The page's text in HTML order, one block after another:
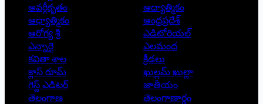
అవర్గీకృతం
ఆద్యాత్మికం
ఆధ్యాత్మికం
ఆంధ్రప్రదేశ్
ఆరోగ్య శ్రీ
ఎడిటోరియల్
ఎన్నారై
ఎలమంద
కవితా శాల
క్రీడలు
క్లాస్ రూమ్
ఖుల్లమ్ ఖుల్లా
గెస్ట్ ఎడిటర్
జాతీయం
తెలంగాణ
తెలంగాణార్థం